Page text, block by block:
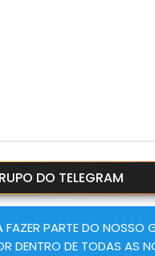
DO TELEGRAM
FAZER PARTE DO NOSSO
DENTRO DE TODAS AS